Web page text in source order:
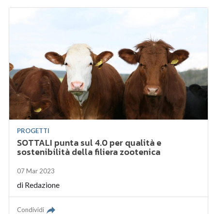
PROGETTI
SOTTALI punta sul 4.0 per qualità e
sostenibilità della filiera zootenica
07 Mar 2023
di Redazione
Condividi